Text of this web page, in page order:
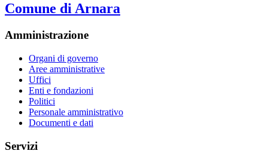
Comune di Arnara
Amministrazione
Organi di governo
Aree amministrative
Uffici
Enti e fondazioni
Politici
Personale amministrativo
Documenti e dati
Servizi